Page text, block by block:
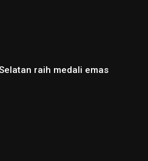
raih medali emas